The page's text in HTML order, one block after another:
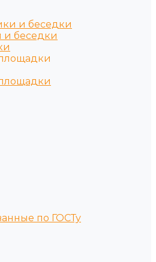
и беседки
беседки
по ГОСТу